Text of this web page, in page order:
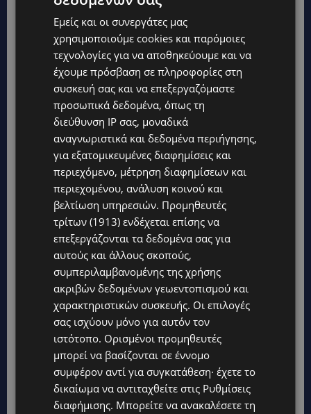
ενέργεια. Δεν την πειράζει να άφηνε το θέατρο
γιατί θα έκανε ένα ίδρυμα το οποίο θα
βοηθούσε οικογένειες «Δεν είμαι από αυτούς
που λένε ότι δεν μπορώ να αφήσω το θέατρο…
Μια χαρά μπορώ…Αγαπώ αυτό που κάνω με
πάθος αλλά μπορώ να αγαπήσω και κάτι άλλο».
ε
τ
ν
μ
έ
ρ
τ
η
Μ
υ
ο
ύ
λ
α
Εμείς και οι συνεργάτες μας
χρησιμοποιούμε cookies και παρόμοιες
τεχνολογίες για να αποθηκεύουμε και να
έχουμε πρόσβαση σε πληροφορίες στη
συσκευή σας και να επεξεργαζόμαστε
προσωπικά δεδομένα, όπως τη
διεύθυνση IP σας, μοναδικά
αναγνωριστικά και δεδομένα περιήγησης,
για εξατομικευμένες διαφημίσεις και
περιεχόμενο, μέτρηση διαφημίσεων και
περιεχομένου, ανάλυση κοινού και
βελτίωση υπηρεσιών. Προμηθευτές
τρίτων (1913) ενδέχεται επίσης να
επεξεργάζονται τα δεδομένα σας για
αυτούς και άλλους σκοπούς,
συμπεριλαμβανομένης της χρήσης
ακριβών δεδομένων γεωεντοπισμού και
χαρακτηριστικών συσκευής. Οι επιλογές
σας ισχύουν μόνο για αυτόν τον
ιστότοπο. Ορισμένοι προμηθευτές
μπορεί να βασίζονται σε έννομο
συμφέρον αντί για συγκατάθεση· έχετε το
δικαίωμα να αντιταχθείτε στις Ρυθμίσεις
διαφήμισης. Μπορείτε να ανακαλέσετε τη